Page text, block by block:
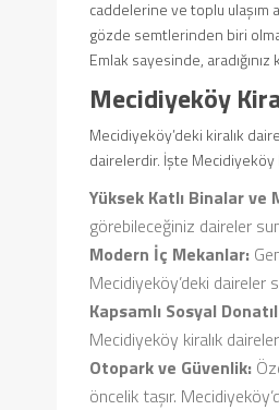
caddelerine ve toplu ulaşım
gözde semtlerinden biri
Emlak sayesinde,
Mecidiyeköy
Mecidiyeköy’deki kiralık
dairelerdir. İşte Mecidiyeköy
Yüksek Katlı Binalar ve
görebileceğiniz daireler
Modern İç Mekanlar:
Mecidiyeköy’deki daireler
Kapsamlı Sosyal
Mecidiyeköy kiralık
Otopark ve Güvenlik:
öncelik taşır.